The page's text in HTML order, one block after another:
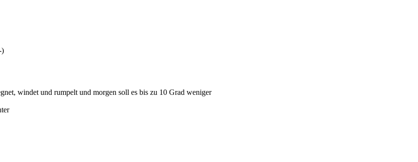
)
windet und rumpelt und morgen soll es bis zu 10 Grad weniger